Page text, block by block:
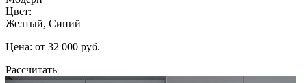
Цвет:
Желтый, Синий
Цена: от 32 000 руб.
Рассчитать